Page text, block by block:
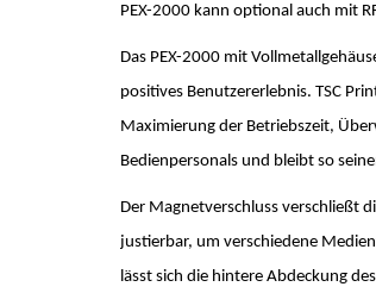
PEX-2000 kann optional auch mit
Das PEX-2000 mit
positives Benutzererlebnis. TSC
Maximierung der Betriebszeit,
Bedienpersonals und bleibt so
Der Magnetverschluss verschließt
justierbar, um verschiedene
lässt sich die hintere Abdeckung